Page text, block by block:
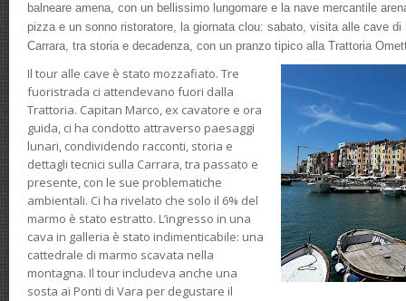
balneare amena, con un bellissimo lungomare e la nave mercantile
pizza e un sonno ristoratore, la giornata clou: sabato, visita alle cave
Carrara, tra storia e decadenza, con un pranzo tipico alla Trattoria
Il tour alle cave è stato mozzafiato. Tre
fuoristrada ci attendevano fuori dalla
Trattoria. Capitan Marco, ex cavatore e ora
guida, ci ha condotto attraverso paesaggi
lunari, condividendo racconti, storia e
dettagli tecnici sulla Carrara, tra passato e
presente, con le sue problematiche
ambientali. Ci ha rivelato che solo il 6% del
marmo è stato estratto. L’ingresso in una
cava in galleria è stato indimenticabile: una
cattedrale di marmo scavata nella
montagna. Il tour includeva anche una
sosta ai Ponti di Vara per degustare il